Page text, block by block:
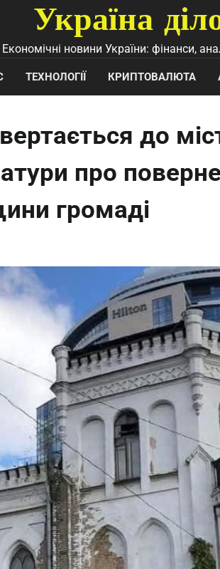
Україна
Економічні новини України: фінанси,
ТЕХНОЛОГІЇ КРИПТОВАЛЮТА
до
про
громаді